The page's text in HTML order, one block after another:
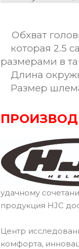
Обхват
которая 2.5
размерами в
Длина
Размер
удачному
продукция HJC
Центр
комфорта,